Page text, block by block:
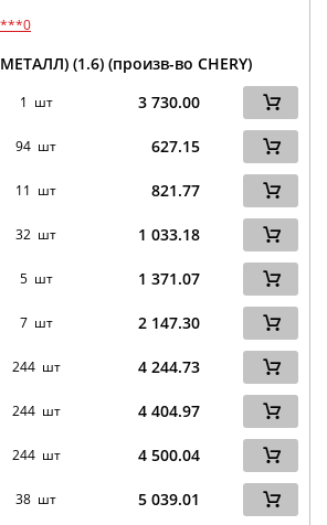
(1.6) (произв-во CHERY)
1 шт 3 730.00
94 шт 627.15
11 шт 821.77
32 шт 1 033.18
5 шт 1 371.07
7 шт 2 147.30
244 шт 4 244.73
244 шт 4 404.97
244 шт 4 500.04
38 шт 5 039.01